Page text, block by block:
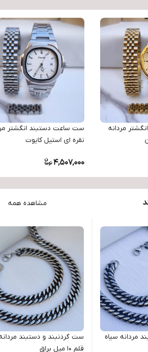
مردانه
ست ساعت دستبند انگشتر
نقره ای استیل کایوت
4,507,000
مشاهده همه
مردانه سیاه
ست گردنبند و دستبند
قلم ۱۰ میل براق